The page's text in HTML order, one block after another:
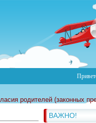
родителей (законных
ВАЖНО!